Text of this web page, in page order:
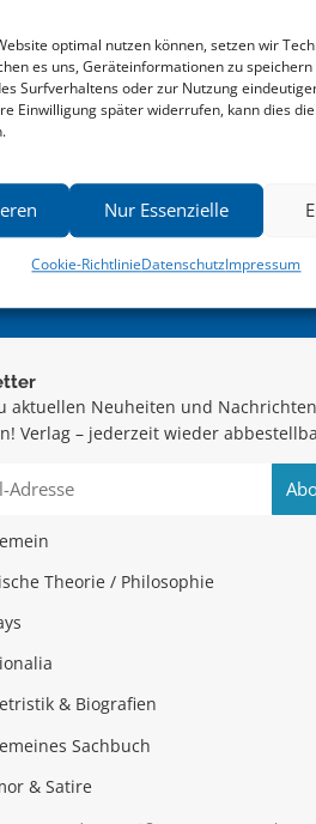
optimal nutzen können, setzen wir
es uns, Geräteinformationen zu
Surfverhaltens oder zur Nutzung
Einwilligung später widerrufen, kann dies
Nur Essenzielle
Cookie-RichtlinieDatenschutzImpressum
...
aktuellen Neuheiten und
Verlag – jederzeit wieder
Theorie / Philosophie
& Biografien
Sachbuch
& Satire